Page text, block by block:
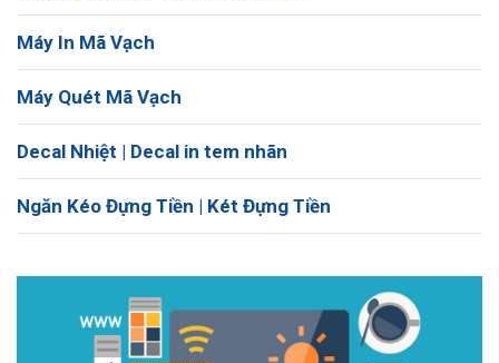
Máy In Mã Vạch
Máy Quét Mã Vạch
Decal Nhiệt | Decal in tem nhãn
Ngăn Kéo Đựng Tiền | Két Đựng Tiền